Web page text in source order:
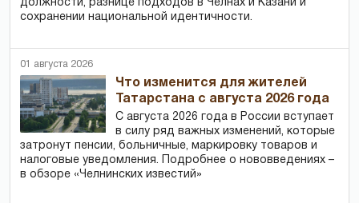
должности, разнице подходов в Челнах и Казани и
сохранении национальной идентичности.
01 августа 2026
Что изменится для жителей
Татарстана с августа 2026 года
С августа 2026 года в России вступает
в силу ряд важных изменений, которые
затронут пенсии, больничные, маркировку товаров и
налоговые уведомления. Подробнее о нововведениях –
в обзоре «Челнинских известий»